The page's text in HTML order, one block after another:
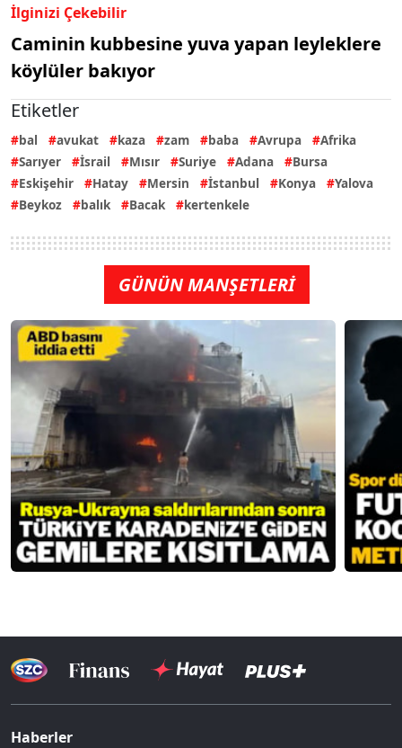
İlginizi Çekebilir
Caminin kubbesine yuva yapan leyleklere
köylüler bakıyor
Etiketler
bal avukat kaza zam baba Avrupa
Afrika
Sarıyer
İsrail Mısır Suriye Adana
Bursa
Eskişehir
Hatay Mersin İstanbul Konya
Yalova
Beykoz
balık Bacak kertenkele
GÜNÜN MANŞETLERİ
Haberler